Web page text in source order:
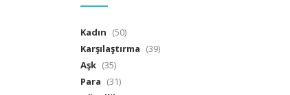
Kadın (50)
Karşılaştırma (39)
Aşk (35)
Para (31)